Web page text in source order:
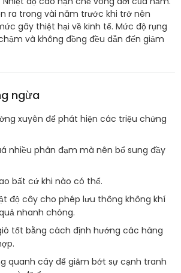
ra trong vài năm trước khi trở nên
gây thiệt hại về kinh tế. Mức độ rụng
và không đồng đều dẫn đến giảm
ngừa
xuyên để phát hiện các triệu chứng
nhiều phân đạm mà nên bổ sung đầy
bất cứ khi nào có thể.
độ cây cho phép lưu thông không khí
nhanh chóng.
tốt bằng cách định hướng các hàng
quanh cây để giảm bớt sự cạnh tranh